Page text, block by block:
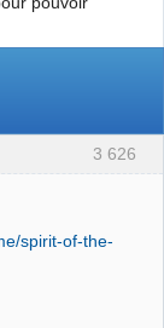
3 626
spirit-of-the-